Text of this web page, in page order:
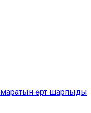
өрт шарпыды